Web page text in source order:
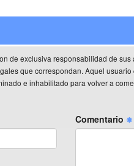
de exclusiva responsabilidad de
que correspondan. Aquel
e inhabilitado para volver a
Comentario